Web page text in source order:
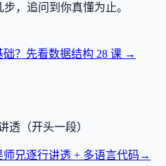
，追问到你真懂为止。
础？先看数据结构 28 课 →
透（开头一段）
兄逐行讲透 + 多语言代码 →